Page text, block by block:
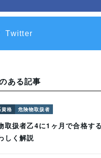
Twitter
ある記事
資格 危険物取扱者
取扱者乙4に1ヶ月で合格す
しく解説